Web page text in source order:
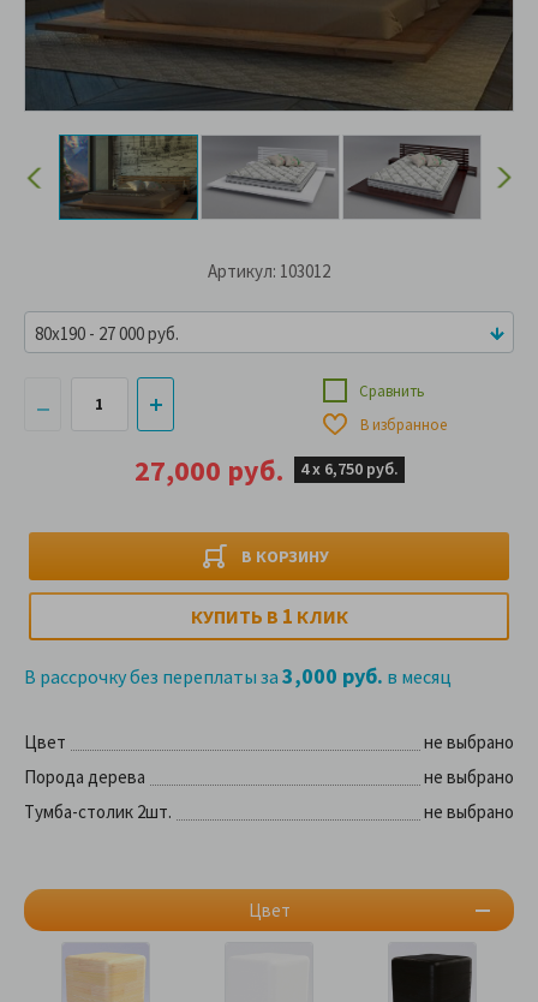
Артикул: 103012
27,000 руб. 4 х 6,750 руб.
В КОРЗИНУ
Сравнить
В избранное
КУПИТЬ В 1 КЛИК
В рассрочку без переплаты за 3,000 руб. в месяц
80x190 - 27 000 руб.
Цвет
не выбрано
Порода дерева
не выбрано
Тумба-столик 2шт.
не выбрано
Цвет